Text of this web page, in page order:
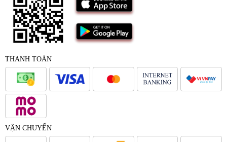
THANH TOÁN
VẬN CHUYỂN